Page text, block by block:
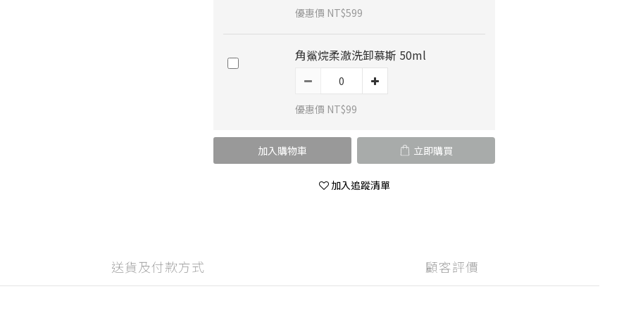
優惠價 NT$599
角鯊烷柔澈洗卸慕斯 50ml
優惠價 NT$99
加入購物車 立即購買
加入追蹤清單
送貨及付款方式 顧客評價